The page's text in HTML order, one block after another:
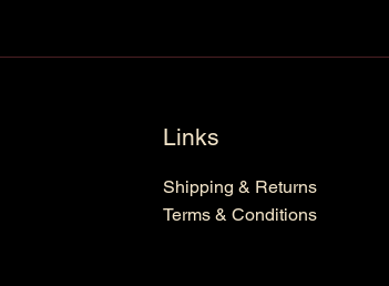
Links
Shipping & Returns
Terms & Conditions